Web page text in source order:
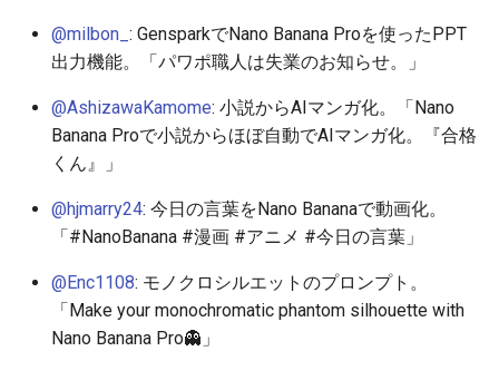
2026-04-18
2026-04-17
2026-04-15
2026-04-14
2025-10-03
2025-10-02
2025-09-30
2025-09-29
2026-04-18
2026-04-17
2026-04-15
2026-04-14
2025-10-03
2025-10-02
2025-09-30
2025-09-29
2026-04-15
2026-04-14
2026-04-12
2026-04-11
2026-04-10
2026-04-14
2026-04-13
2026-04-11
2026-04-10
2025-10-03
2025-10-02
2025-09-30
2025-09-29
@milbon_ : GensparkでNano Banana Proを使ったPPT
出力機能。「パワポ職人は失業のお知らせ。」
@AshizawaKamome: 小説からAIマンガ化。「Nano
Banana Proで小説からほぼ自動でAIマンガ化。『合格
くん』」
@hjmarry24: 今日の言葉をNano Bananaで動画化。
「#NanoBanana #漫画 #アニメ #今日の言葉」
@Enc1108: モノクロシルエットのプロンプト。
「Make your monochromatic phantom silhouette with
Nano Banana Pro👻」